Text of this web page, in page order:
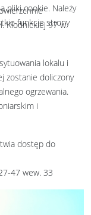
Kłodnickiej 97 w
lokalu i
zostanie doliczony
ogrzewania.
i
dostęp do
47 wew. 33
pliki cookie. Należy
funkcje strony